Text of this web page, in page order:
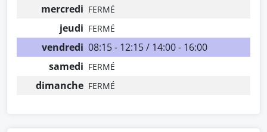
mercredi FERMÉ
jeudi FERMÉ
vendredi 08:15 - 12:15 / 14:00 - 16:00
samedi FERMÉ
dimanche FERMÉ